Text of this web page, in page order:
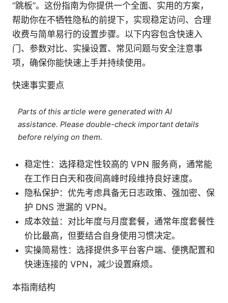
“跳板”。这份指南为你提供一个全面、实用的方案，
帮助你在不牺牲隐私的前提下，实现稳定访问、合理
收费与简单易行的设置步骤。以下内容包含快速入
门、参数对比、实操设置、常见问题与安全注意事
项，确保你能快速上手并持续使用。
快速事实要点
Parts of this article were generated with AI
assistance. Please double-check important details
before relying on them.
稳定性：选择稳定性较高的 VPN 服务商，通常能
在工作日白天和夜间高峰时段维持良好速度。
隐私保护：优先考虑具备无日志政策、强加密、保
护 DNS 泄漏的 VPN。
成本效益：对比年度与月度套餐，通常年度套餐性
价比最高，但要结合自身使用习惯决定。
实操简易性：选择提供多平台客户端、便携配置和
快速连接的 VPN，减少设置麻烦。
本指南结构